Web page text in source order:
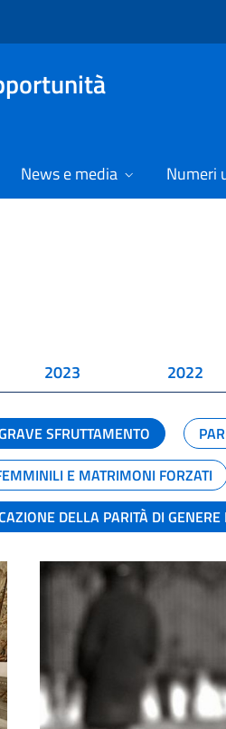
News e media Numeri
2023 2022
SFRUTTAMENTO
E MATRIMONI FORZATI
DELLA PARITÀ DI GENERE